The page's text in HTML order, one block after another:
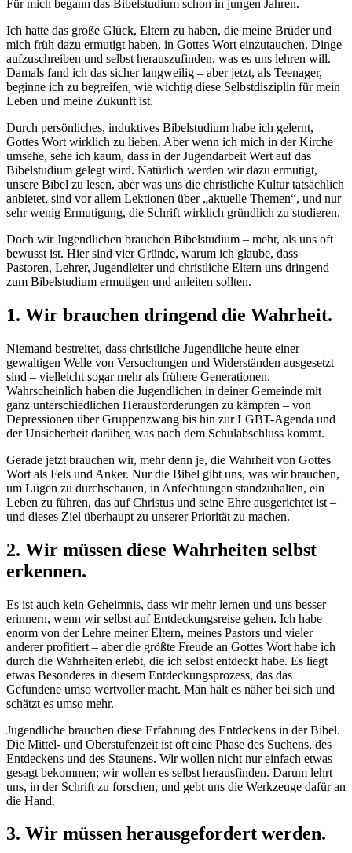
Für mich begann das Bibelstudium schon in jungen Jahren.
Ich hatte das große Glück, Eltern zu haben, die meine Brüder und
mich früh dazu ermutigt haben, in Gottes Wort einzutauchen, Dinge
aufzuschreiben und selbst herauszufinden, was es uns lehren will.
Damals fand ich das sicher langweilig – aber jetzt, als Teenager,
beginne ich zu begreifen, wie wichtig diese Selbstdisziplin für mein
Leben und meine Zukunft ist.
Durch persönliches, induktives Bibelstudium habe ich gelernt,
Gottes Wort wirklich zu lieben. Aber wenn ich mich in der Kirche
umsehe, sehe ich kaum, dass in der Jugendarbeit Wert auf das
Bibelstudium gelegt wird. Natürlich werden wir dazu ermutigt,
unsere Bibel zu lesen, aber was uns die christliche Kultur tatsächlich
anbietet, sind vor allem Lektionen über „aktuelle Themen“, und nur
sehr wenig Ermutigung, die Schrift wirklich gründlich zu studieren.
Doch wir Jugendlichen brauchen Bibelstudium – mehr, als uns oft
bewusst ist. Hier sind vier Gründe, warum ich glaube, dass
Pastoren, Lehrer, Jugendleiter und christliche Eltern uns dringend
zum Bibelstudium ermutigen und anleiten sollten.
1. Wir brauchen dringend die Wahrheit.
Niemand bestreitet, dass christliche Jugendliche heute einer
gewaltigen Welle von Versuchungen und Widerständen ausgesetzt
sind – vielleicht sogar mehr als frühere Generationen.
Wahrscheinlich haben die Jugendlichen in deiner Gemeinde mit
ganz unterschiedlichen Herausforderungen zu kämpfen – von
Depressionen über Gruppenzwang bis hin zur LGBT-Agenda und
der Unsicherheit darüber, was nach dem Schulabschluss kommt.
Gerade jetzt brauchen wir, mehr denn je, die Wahrheit von Gottes
Wort als Fels und Anker. Nur die Bibel gibt uns, was wir brauchen,
um Lügen zu durchschauen, in Anfechtungen standzuhalten, ein
Leben zu führen, das auf Christus und seine Ehre ausgerichtet ist –
und dieses Ziel überhaupt zu unserer Priorität zu machen.
2. Wir müssen diese Wahrheiten selbst
erkennen.
Es ist auch kein Geheimnis, dass wir mehr lernen und uns besser
erinnern, wenn wir selbst auf Entdeckungsreise gehen. Ich habe
enorm von der Lehre meiner Eltern, meines Pastors und vieler
anderer profitiert – aber die größte Freude an Gottes Wort habe ich
durch die Wahrheiten erlebt, die ich selbst entdeckt habe. Es liegt
etwas Besonderes in diesem Entdeckungsprozess, das das
Gefundene umso wertvoller macht. Man hält es näher bei sich und
schätzt es umso mehr.
Jugendliche brauchen diese Erfahrung des Entdeckens in der Bibel.
Die Mittel- und Oberstufenzeit ist oft eine Phase des Suchens, des
Entdeckens und des Staunens. Wir wollen nicht nur einfach etwas
gesagt bekommen; wir wollen es selbst herausfinden. Darum lehrt
uns, in der Schrift zu forschen, und gebt uns die Werkzeuge dafür an
die Hand.
3. Wir müssen herausgefordert werden.